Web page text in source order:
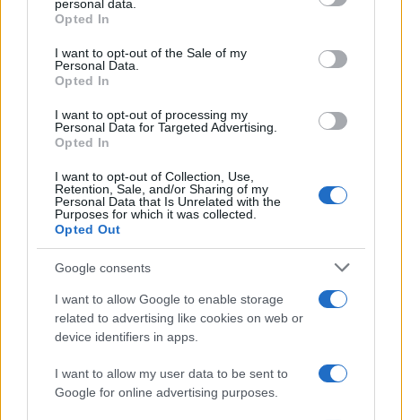
grant or deny consent to Google and its third-party tags to
use your data for below specified purposes in below Google
consent section.
personal data.
Opted In
I want to opt-out of the Sale of my
Personal Data.
Opted In
I want to opt-out of processing my
Personal Data for Targeted Advertising.
Opted In
I want to opt-out of Collection, Use,
Retention, Sale, and/or Sharing of my
Personal Data that Is Unrelated with the
Purposes for which it was collected.
Opted Out
Google consents
I want to allow Google to enable storage
related to advertising like cookies on web or
device identifiers in apps.
I want to allow my user data to be sent to
Google for online advertising purposes.
filmfesztivál, Közép-Európa egyetlen A-kategóriás
nemzetközi filmszemléje. Kitüntették Vicky Kriepset és
Peter Sarsgaardod, Fliegauf Bence Jimmy Jaguár című filmje
pedig a versenyprogramban szerepel,
Magyar film is meghívást kapott Karlovy
Varyba
Nyilvánosságra hozták az 59. Karlovy Vary-i Nemzetközi
Filmfesztivál programját. Közép-Európa legnépszerűbb és
egyetlen A kategóriás fesztiválja meghívta Fliegauf Bence
legújabb független filmjét, a Jimmy Jaguárt. A Fliegauftól
merőben szokatlan misztikus bűnügyi történet szeptember
11-től látható a magyar mozikban, forgalmazója a Mozinet.